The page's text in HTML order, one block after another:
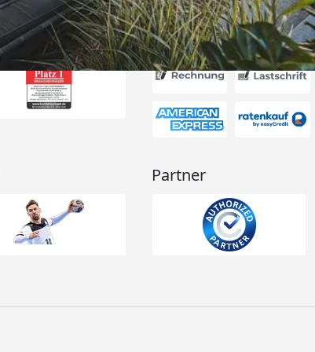
Akzeptierte
Partner